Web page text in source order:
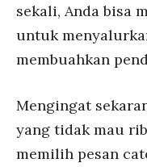
sekali, Anda bisa
untuk
membuahkan
Mengingat
yang tidak mau
memilih pesan